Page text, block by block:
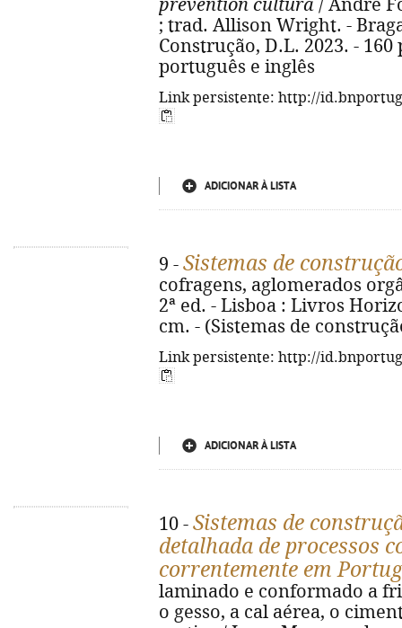
prevention cultura / André
; trad. Allison Wright. -
Construção, D.L. 2023. -
português e inglês
Link persistente: http://
ADICIONAR À LISTA
9 - Sistemas de
cofragens, aglomerados
2ª ed. - Lisboa : Livros
cm. - (Sistemas de
Link persistente: http://
ADICIONAR À LISTA
10 - Sistemas de
detalhada de processos
correntemente em
laminado e conformado a
o gesso, a cal aérea, o